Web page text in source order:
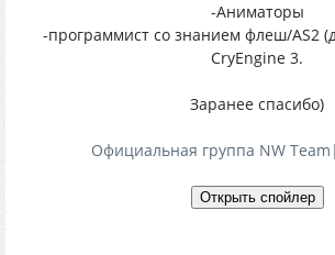
-Аниматоры
-программист со знанием флеш/AS2
CryEngine 3.
Заранее спасибо)
Официальная группа NW